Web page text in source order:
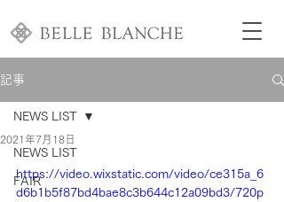
記事
NEWS LIST
FAIR
NEWS LIST
2021年7月18日
https://video.wixstatic.com/video/ce315a_6
d6b1b5f87bd4bae8c3b644c12a09bd3/720p